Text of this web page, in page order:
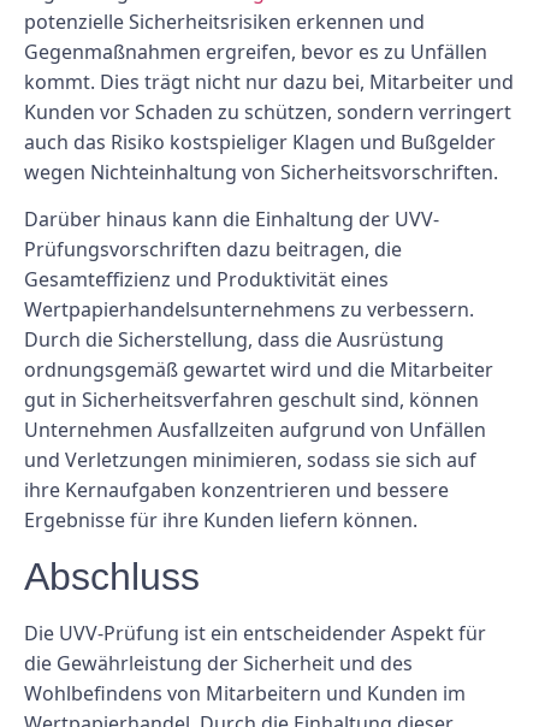
potenzielle Sicherheitsrisiken erkennen und
Gegenmaßnahmen ergreifen, bevor es zu Unfällen
kommt. Dies trägt nicht nur dazu bei, Mitarbeiter und
Kunden vor Schaden zu schützen, sondern verringert
auch das Risiko kostspieliger Klagen und Bußgelder
wegen Nichteinhaltung von Sicherheitsvorschriften.
Darüber hinaus kann die Einhaltung der UVV-
Prüfungsvorschriften dazu beitragen, die
Gesamteffizienz und Produktivität eines
Wertpapierhandelsunternehmens zu verbessern.
Durch die Sicherstellung, dass die Ausrüstung
ordnungsgemäß gewartet wird und die Mitarbeiter
gut in Sicherheitsverfahren geschult sind, können
Unternehmen Ausfallzeiten aufgrund von Unfällen
und Verletzungen minimieren, sodass sie sich auf
ihre Kernaufgaben konzentrieren und bessere
Ergebnisse für ihre Kunden liefern können.
Abschluss
Die UVV-Prüfung ist ein entscheidender Aspekt für
die Gewährleistung der Sicherheit und des
Wohlbefindens von Mitarbeitern und Kunden im